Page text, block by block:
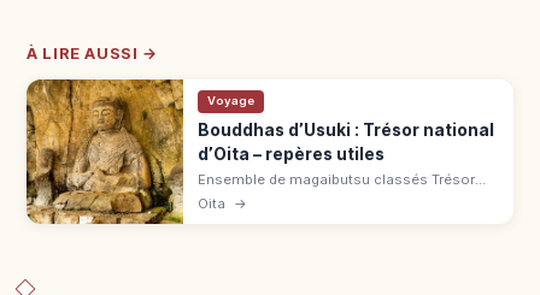
À LIRE AUSSI →
Voyage
Bouddhas d’Usuki : Trésor national
d’Oita – repères utiles
Ensemble de magaibutsu classés Trésor
national, sculptés entre fin Heian et époque
Oita →